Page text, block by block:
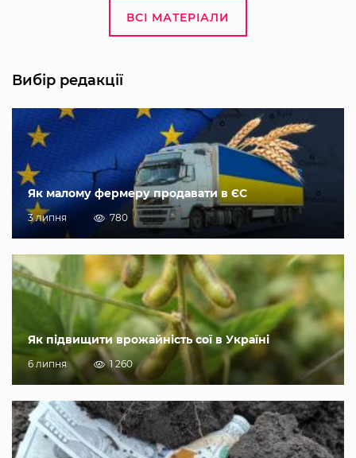
ВСІ МАТЕРІАЛИ
Вибір редакції
Як малому фермеру продавати в ЄС
3 липня 780
Як підвищити врожайність сої в Україні
6 липня 1 260